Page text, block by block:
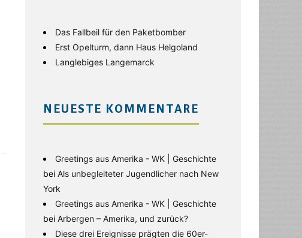
Das Fallbeil für den Paketbomber
Erst Opelturm, dann Haus Helgoland
Langlebiges Langemarck
NEUESTE KOMMENTARE
Greetings aus Amerika - WK | Geschichte
bei Als unbegleiteter Jugendlicher nach New
York
Greetings aus Amerika - WK | Geschichte
bei Arbergen – Amerika, und zurück?
Diese drei Ereignisse prägten die 60er-